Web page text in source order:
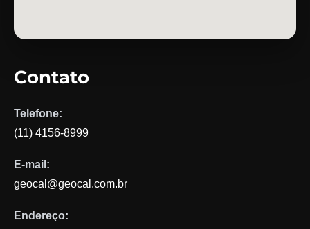
Contato
Telefone:
(11) 4156-8999
E-mail:
geocal@geocal.com.br
Endereço: